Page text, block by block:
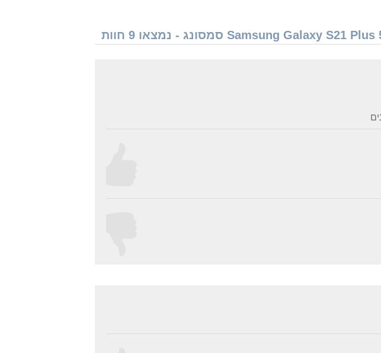
חוות דעת גולשים על טלפון סלולרי Samsung Galaxy S21 Plus 5G SM-G996B/DS 128GB סמסונג - נמצאו 9 חוות